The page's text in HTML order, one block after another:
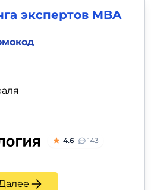
экспертов MBA
4.6 143